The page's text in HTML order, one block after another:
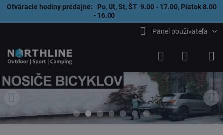
Otváracie hodiny predajne: Po, Ut, St, ŠT 9.00 - 17.00, Piatok 8.00
- 16.00
Panel používateľa